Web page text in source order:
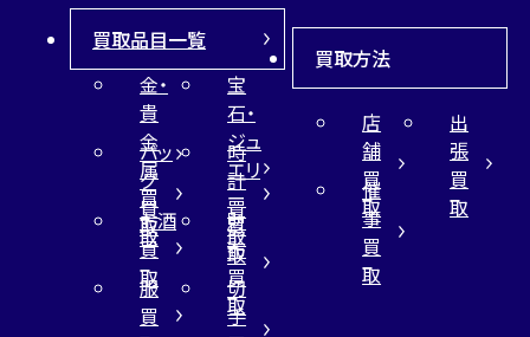
買取品目一覧
金・
貴
金
属
買
取
宝
石・
ジュ
エリ
ー
買
取
バッ
グ
買
取
時
計
買
取
お酒
買
取
財
布
買
取
服
買
切
手
買取方法
店
舗
買
取
出
張
買
取
催
事
買
取